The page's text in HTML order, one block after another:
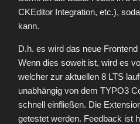
CKEditor Integration, etc.),
kann.
D.h. es wird das neue
Wenn dies soweit ist, wird es
welcher zur aktuellen 8 LTS
unabhängig von dem TYPO3
schnell einfließen. Die
getestet werden. Feedback ist